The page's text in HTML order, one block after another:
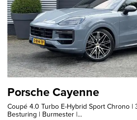
Porsche Cayenne
Coupé 4.0 Turbo E-Hybrid Sport Chrono |
Besturing | Burmester |...